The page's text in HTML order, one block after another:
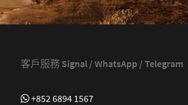
客戶服務 Signal / WhatsApp / Telegram
+852 6894 1567